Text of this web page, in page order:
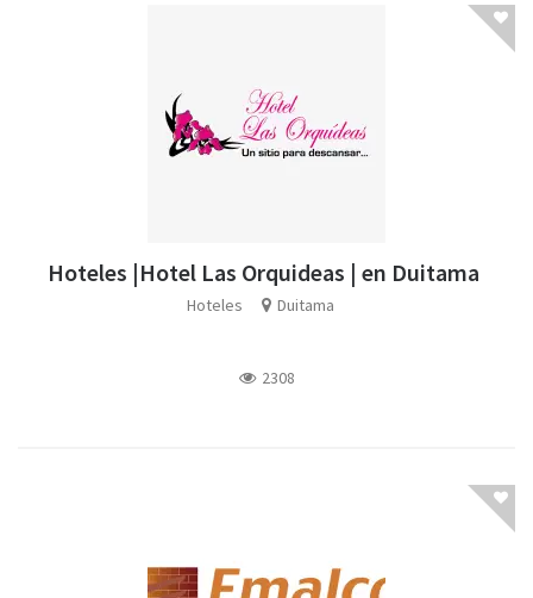
Hoteles |Hotel Las Orquideas | en Duitama
Hoteles Duitama
2308